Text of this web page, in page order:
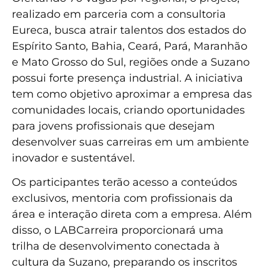
realizado em parceria com a consultoria
Eureca, busca atrair talentos dos estados do
Espírito Santo, Bahia, Ceará, Pará, Maranhão
e Mato Grosso do Sul, regiões onde a Suzano
possui forte presença industrial. A iniciativa
tem como objetivo aproximar a empresa das
comunidades locais, criando oportunidades
para jovens profissionais que desejam
desenvolver suas carreiras em um ambiente
inovador e sustentável.
Os participantes terão acesso a conteúdos
exclusivos, mentoria com profissionais da
área e interação direta com a empresa. Além
disso, o LABCarreira proporcionará uma
trilha de desenvolvimento conectada à
cultura da Suzano, preparando os inscritos